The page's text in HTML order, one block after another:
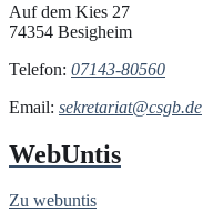
Auf dem Kies 27
74354 Besigheim
Telefon: 07143-80560
Email: sekretariat@csgb.de
WebUntis
Zu webuntis